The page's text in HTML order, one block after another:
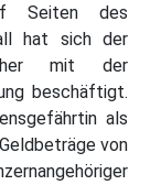
Seiten des
hat sich der
mit der
beschäftigt.
als
von